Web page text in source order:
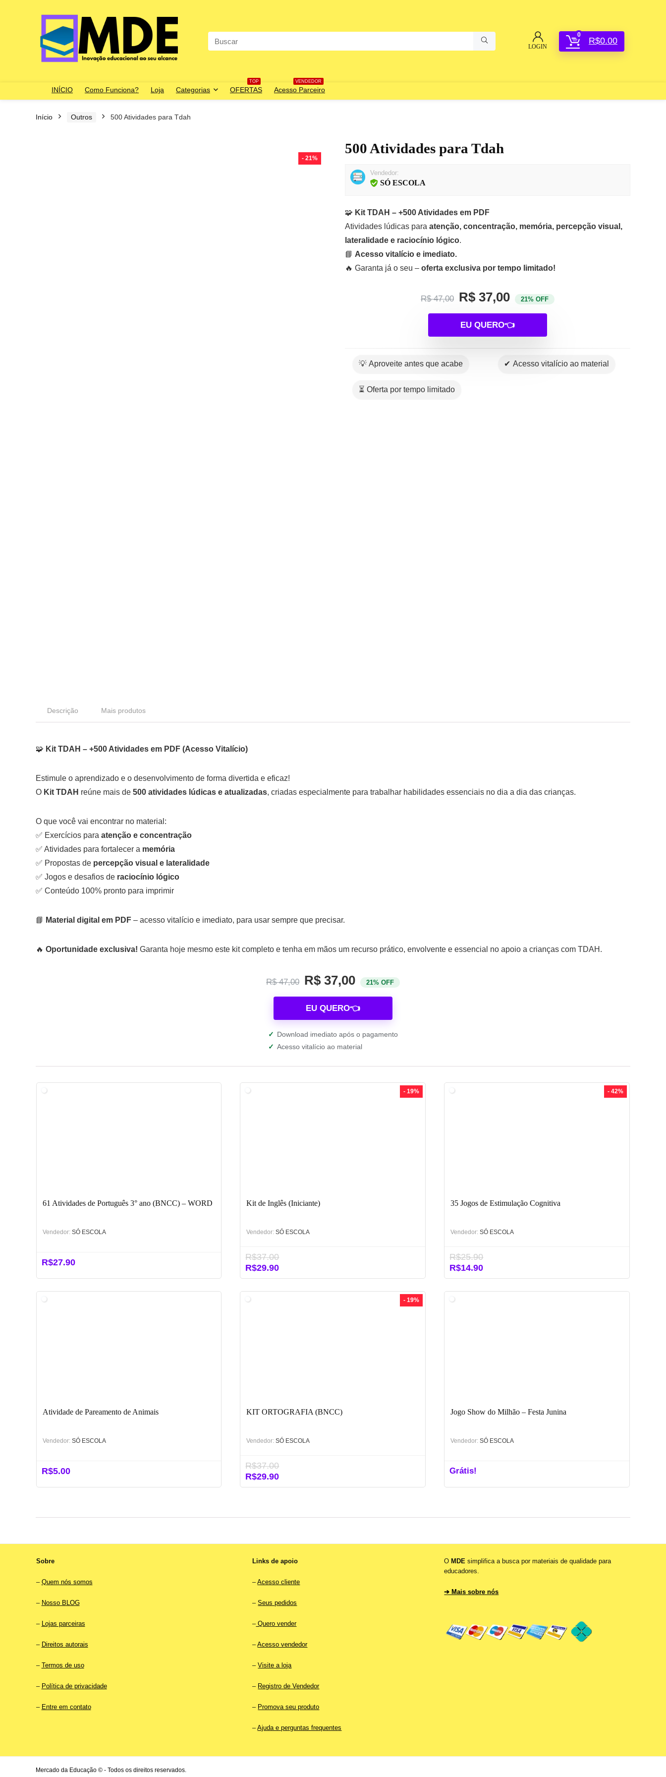
Search
for:
LOGIN
0
R$0.00
INÍCIO Como Funciona? Loja Categorias
TOP
OFERTAS
VENDEDOR
Acesso Parceiro
Início Outros 500 Atividades para Tdah
- 21%
500 Atividades para Tdah
Vendedor:
SÓ ESCOLA
🧩 Kit TDAH – +500 Atividades em PDF
Atividades lúdicas para atenção, concentração, memória, percepção visual,
lateralidade e raciocínio lógico.
📘 Acesso vitalício e imediato.
🔥 Garanta já o seu – oferta exclusiva por tempo limitado!
R$ 47,00 R$ 37,00 21% OFF
EU QUERO👈
💡 Aproveite antes que acabe ✔ Acesso vitalício ao material
⏳ Oferta por tempo limitado
Descrição Mais produtos
🧩 Kit TDAH – +500 Atividades em PDF (Acesso Vitalício)
Estimule o aprendizado e o desenvolvimento de forma divertida e eficaz!
O Kit TDAH reúne mais de 500 atividades lúdicas e atualizadas, criadas especialmente para trabalhar habilidades essenciais no dia a dia das crianças.
O que você vai encontrar no material:
✅ Exercícios para atenção e concentração
✅ Atividades para fortalecer a memória
✅ Propostas de percepção visual e lateralidade
✅ Jogos e desafios de raciocínio lógico
✅ Conteúdo 100% pronto para imprimir
📘 Material digital em PDF – acesso vitalício e imediato, para usar sempre que precisar.
🔥 Oportunidade exclusiva! Garanta hoje mesmo este kit completo e tenha em mãos um recurso prático, envolvente e essencial no apoio a crianças com TDAH.
R$ 47,00 R$ 37,00 21% OFF
EU QUERO👈
✓ Download imediato após o pagamento
✓ Acesso vitalício ao material
61 Atividades de Português 3° ano (BNCC) – WORD
Vendedor: SÓ ESCOLA
R$27.90
- 19%
Kit de Inglês (Iniciante)
Vendedor: SÓ ESCOLA
R$37.00
O
preço
R$29.90O
preço
- 42%
35 Jogos de Estimulação Cognitiva
Vendedor: SÓ ESCOLA
R$25.90
O
preço
R$14.90O
preço
Atividade de Pareamento de Animais
Vendedor: SÓ ESCOLA
R$5.00
- 19%
KIT ORTOGRAFIA (BNCC)
Vendedor: SÓ ESCOLA
R$37.00
O
preço
R$37.00.
R$29.90O
preço
R$29.90.
Jogo Show do Milhão – Festa Junina
Vendedor: SÓ ESCOLA
Grátis!
Sobre
– Quem nós somos
– Nosso BLOG
– Lojas parceiras
– Direitos autorais
– Termos de uso
– Política de privacidade
– Entre em contato
Links de apoio
–Acesso cliente
–Seus pedidos
–Quero vender
–Acesso vendedor
–Visite a loja
– Registro de Vendedor
– Promova seu produto
–Ajuda e perguntas frequentes
OMDE simplifica a busca por materiais de qualidade para
educadores.
➔ Mais sobre nós
Mercado da Educação © - Todos os direitos reservados.